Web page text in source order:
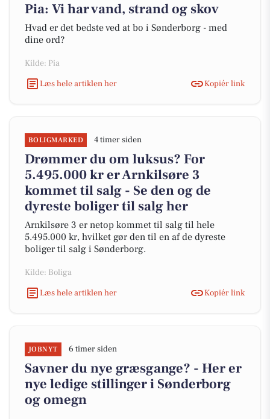
Pia: Vi har vand, strand og skov
Hvad er det bedste ved at bo i Sønderborg - med
dine ord?
Kilde: Pia
Læs hele artiklen her
Kopiér link
BOLIGMARKED 4 timer siden
Drømmer du om luksus? For
5.495.000 kr er Arnkilsøre 3
kommet til salg - Se den og de
dyreste boliger til salg her
Arnkilsøre 3 er netop kommet til salg til hele
5.495.000 kr, hvilket gør den til en af de dyreste
boliger til salg i Sønderborg.
Kilde: Boliga
Læs hele artiklen her
Kopiér link
JOBNYT 6 timer siden
Savner du nye græsgange? - Her er
nye ledige stillinger i Sønderborg
og omegn